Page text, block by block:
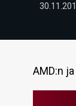
AMD:n